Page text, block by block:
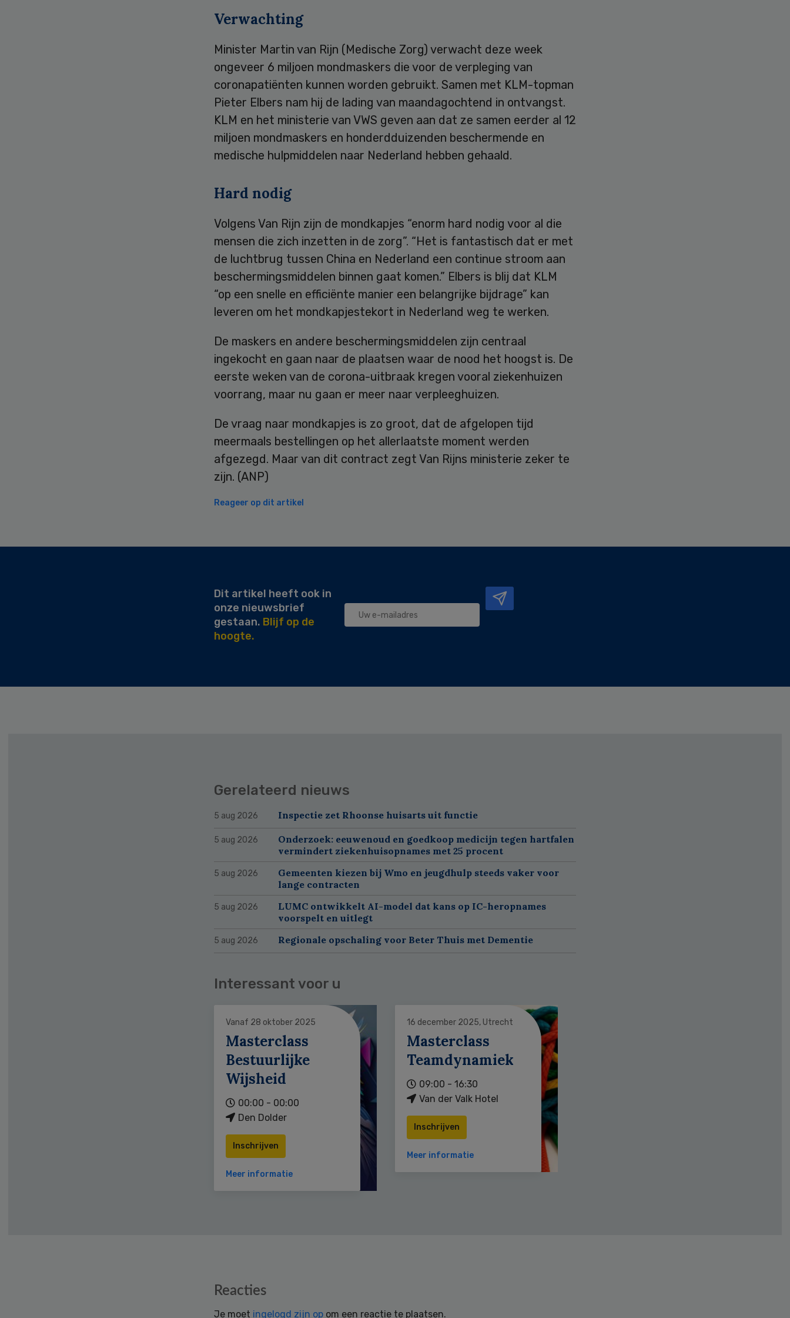
Verwachting
Minister Martin van Rijn (Medische Zorg) verwacht deze week
ongeveer 6 miljoen mondmaskers die voor de verpleging van
coronapatiënten kunnen worden gebruikt. Samen met KLM-topman
Pieter Elbers nam hij de lading van maandagochtend in ontvangst.
KLM en het ministerie van VWS geven aan dat ze samen eerder al 12
miljoen mondmaskers en honderdduizenden beschermende en
medische hulpmiddelen naar Nederland hebben gehaald.
Hard nodig
Volgens Van Rijn zijn de mondkapjes “enorm hard nodig voor al die
mensen die zich inzetten in de zorg”. “Het is fantastisch dat er met
de luchtbrug tussen China en Nederland een continue stroom aan
beschermingsmiddelen binnen gaat komen.” Elbers is blij dat KLM
“op een snelle en efficiënte manier een belangrijke bijdrage” kan
leveren om het mondkapjestekort in Nederland weg te werken.
De maskers en andere beschermingsmiddelen zijn centraal
ingekocht en gaan naar de plaatsen waar de nood het hoogst is. De
eerste weken van de corona-uitbraak kregen vooral ziekenhuizen
voorrang, maar nu gaan er meer naar verpleeghuizen.
De vraag naar mondkapjes is zo groot, dat de afgelopen tijd
meermaals bestellingen op het allerlaatste moment werden
afgezegd. Maar van dit contract zegt Van Rijns ministerie zeker te
zijn. (ANP)
Reageer op dit artikel
Dit artikel heeft ook in
onze nieuwsbrief
gestaan. Blijf op de
hoogte.
Gerelateerd nieuws
5 aug 2026 Inspectie zet Rhoonse huisarts uit functie
5 aug 2026
Onderzoek: eeuwenoud en goedkoop medicijn tegen hartfalen
vermindert ziekenhuisopnames met 25 procent
5 aug 2026
Gemeenten kiezen bij Wmo en jeugdhulp steeds vaker voor
lange contracten
5 aug 2026
LUMC ontwikkelt AI-model dat kans op IC-heropnames
voorspelt en uitlegt
5 aug 2026 Regionale opschaling voor Beter Thuis met Dementie
Interessant voor u
Vanaf 28 oktober 2025
Masterclass
Bestuurlijke
Wijsheid
00:00 - 00:00
Den Dolder
Inschrijven
Meer informatie
16 december 2025, Utrecht
Masterclass
Teamdynamiek
09:00 - 16:30
Van der Valk Hotel
Inschrijven
Meer informatie
Reacties
Je moet ingelogd zijn op om een reactie te plaatsen.